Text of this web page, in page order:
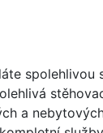
spolehlivou
a